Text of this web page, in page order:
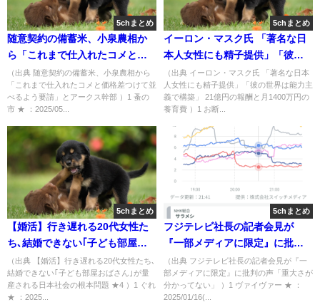
5chまとめ
随意契約の備蓄米、小泉農相か
ら「これまで仕入れたコメと価
格差つけて並べるよう要請」と
アークス幹部 [蚤の市★]
（出典 随意契約の備蓄米、小泉農相から
「これまで仕入れたコメと価格差つけて並
べるよう要請」とアークス幹部 ）1 蚤の
市 ★ ：2025/05...
5chまとめ
イーロン・マスク氏 「著名な日
本人女性にも精子提供」「彼の
世界は能力主義で構築」 21億円
の報酬と月1400万円の養育費 [お
断り★]
（出典 イーロン・マスク氏 「著名な日本
人女性にも精子提供」「彼の世界は能力主
義で構築」 21億円の報酬と月1400万円の
養育費 ）1 お断...
5chまとめ
【婚活】行き遅れる20代女性た
ち､結婚できない｢子ども部屋お
ばさん｣が量産される日本社会の
根本問題 ★4 [ぐれ★]
（出典 【婚活】行き遅れる20代女性たち､
結婚できない｢子ども部屋おばさん｣が量
産される日本社会の根本問題 ★4 ）1 ぐれ
★ ：2025...
5chまとめ
フジテレビ社長の記者会見が
『一部メディアに限定』に批判
の声「重大さが分かってない」
[ヴァイヴァー★]
（出典 フジテレビ社長の記者会見が『一
部メディアに限定』に批判の声「重大さが
分かってない」 ）1 ヴァイヴァー ★ ：
2025/01/16(...